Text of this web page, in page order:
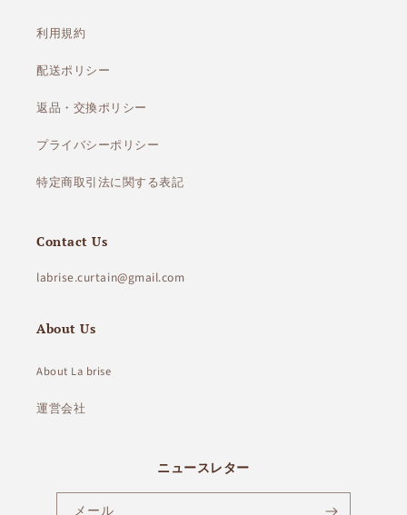
利用規約
配送ポリシー
返品・交換ポリシー
プライバシーポリシー
特定商取引法に関する表記
Contact Us
labrise.curtain@gmail.com
About Us
About La brise
運営会社
ニュースレター
メール